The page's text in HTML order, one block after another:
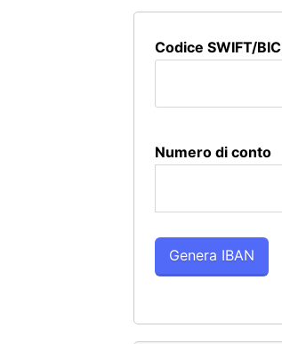
Codice SWIFT/BIC
Numero di conto